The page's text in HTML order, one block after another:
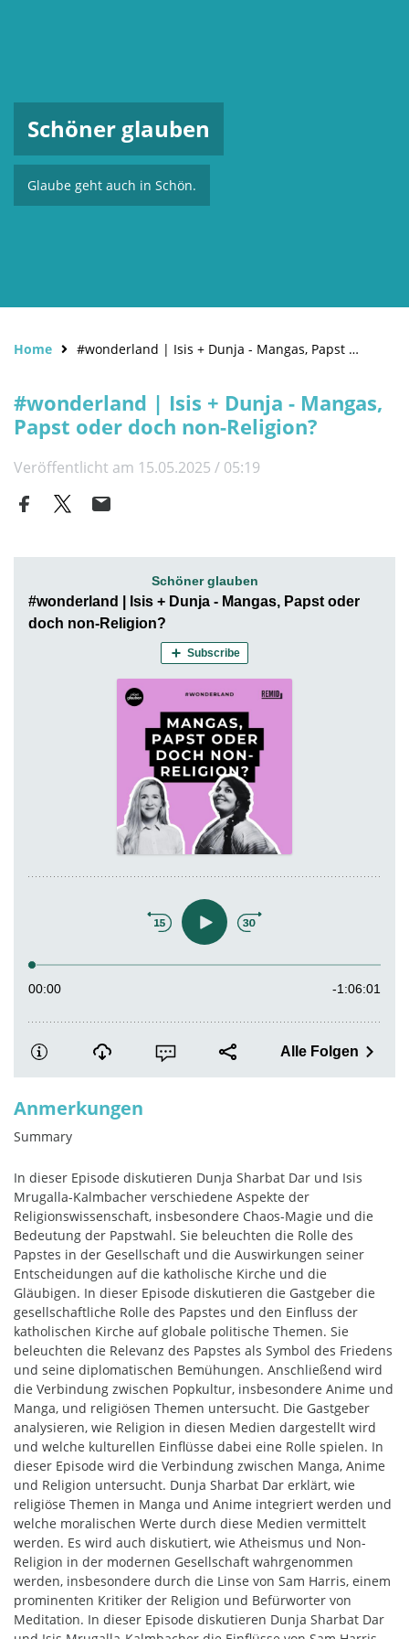
Schöner glauben
Glaube geht auch in Schön.
Home #wonderland | Isis + Dunja - Mangas, Papst oder doch non-Religion?
#wonderland | Isis + Dunja - Mangas,
Papst oder doch non-Religion?
Veröffentlicht am 15.05.2025 / 05:19
Anmerkungen
Summary
In dieser Episode diskutieren Dunja Sharbat Dar und Isis
Mrugalla-Kalmbacher verschiedene Aspekte der
Religionswissenschaft, insbesondere Chaos-Magie und die
Bedeutung der Papstwahl. Sie beleuchten die Rolle des
Papstes in der Gesellschaft und die Auswirkungen seiner
Entscheidungen auf die katholische Kirche und die
Gläubigen. In dieser Episode diskutieren die Gastgeber die
gesellschaftliche Rolle des Papstes und den Einfluss der
katholischen Kirche auf globale politische Themen. Sie
beleuchten die Relevanz des Papstes als Symbol des Friedens
und seine diplomatischen Bemühungen. Anschließend wird
die Verbindung zwischen Popkultur, insbesondere Anime und
Manga, und religiösen Themen untersucht. Die Gastgeber
analysieren, wie Religion in diesen Medien dargestellt wird
und welche kulturellen Einflüsse dabei eine Rolle spielen. In
dieser Episode wird die Verbindung zwischen Manga, Anime
und Religion untersucht. Dunja Sharbat Dar erklärt, wie
religiöse Themen in Manga und Anime integriert werden und
welche moralischen Werte durch diese Medien vermittelt
werden. Es wird auch diskutiert, wie Atheismus und Non-
Religion in der modernen Gesellschaft wahrgenommen
werden, insbesondere durch die Linse von Sam Harris, einem
prominenten Kritiker der Religion und Befürworter von
Meditation. In dieser Episode diskutieren Dunja Sharbat Dar